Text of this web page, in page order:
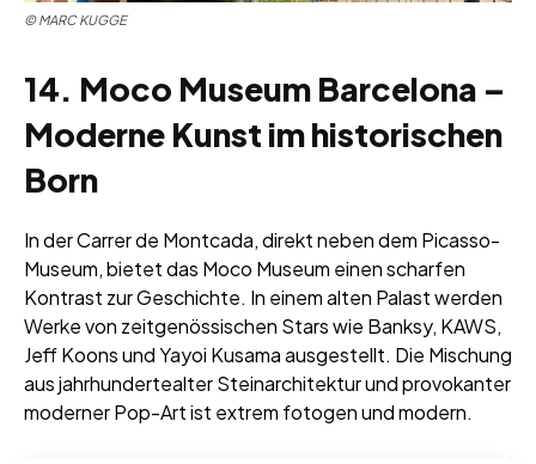
©MARC KUGGE
14. Moco Museum Barcelona –
Moderne Kunst im historischen
Born
In der Carrer de Montcada, direkt neben dem Picasso-
Museum, bietet das Moco Museum einen scharfen
Kontrast zur Geschichte. In einem alten Palast werden
Werke von zeitgenössischen Stars wie Banksy, KAWS,
Jeff Koons und Yayoi Kusama ausgestellt. Die Mischung
aus jahrhundertealter Steinarchitektur und provokanter
moderner Pop-Art ist extrem fotogen und modern.